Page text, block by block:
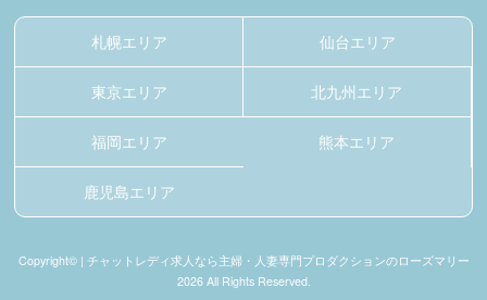
札幌エリア 仙台エリア
東京エリア 北九州エリア
福岡エリア 熊本エリア
鹿児島エリア
Copyright© | チャットレディ求人なら主婦・人妻専門プロダクションのローズマリー
2026 All Rights Reserved.